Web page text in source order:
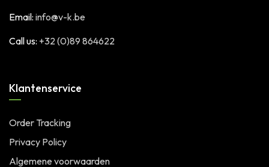
Email: info@v-k.be
Call us: +32 (0)89 864622
Klantenservice
Order Tracking
Privacy Policy
Algemene voorwaarden